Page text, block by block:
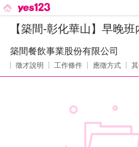
【築間-彰化華山】早晚
築間餐飲事業股份有限公司
徵才說明 工作條件 應徵方式